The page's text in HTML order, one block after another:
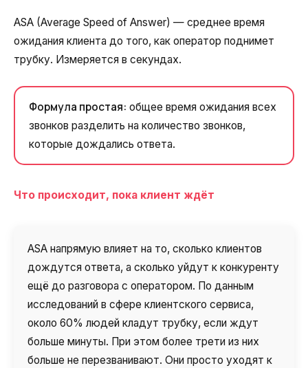
ASA (Average Speed of Answer) — среднее время
ожидания клиента до того, как оператор поднимет
трубку. Измеряется в секундах.
Формула простая: общее время ожидания всех
звонков разделить на количество звонков,
которые дождались ответа.
Что происходит, пока клиент ждёт
ASA напрямую влияет на то, сколько клиентов
дождутся ответа, а сколько уйдут к конкуренту
ещё до разговора с оператором. По данным
исследований в сфере клиентского сервиса,
около 60% людей кладут трубку, если ждут
больше минуты. При этом более трети из них
больше не перезванивают. Они просто уходят к